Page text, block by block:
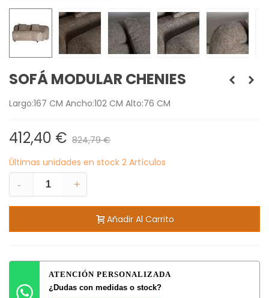
SOFÁ MODULAR CHENIES
Largo:167 CM Ancho:102 CM Alto:76 CM
412,40 € 824,79 €
Últimas unidades en stock 2 Artículos
-
+
Añadir Al Carrito
ATENCIÓN PERSONALIZADA
¿Dudas con medidas o stock?